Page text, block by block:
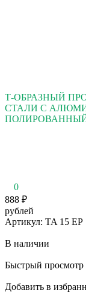
Т-ОБРАЗНЫЙ
СТАЛИ С
0
888 ₽
рублей
Артикул: TA 15 EP
В наличии
Быстрый просмотр
Добавить в